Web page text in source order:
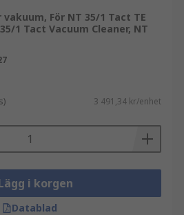
För NT 35/1 Tact TE
1 Tact Vacuum Cleaner, NT
3 491,34 kr/enhet
i korgen
Datablad